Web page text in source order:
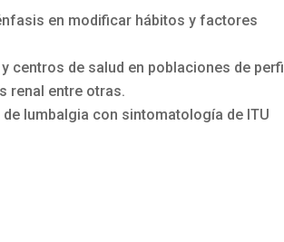
en modificar hábitos y factores
centros de salud en poblaciones de perfil
renal entre otras.
lumbalgia con sintomatología de ITU